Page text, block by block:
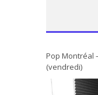
Pop Montréal
(vendredi)